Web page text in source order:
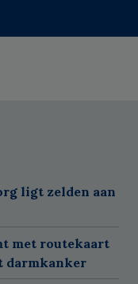
ligt zelden aan
met routekaart
darmkanker